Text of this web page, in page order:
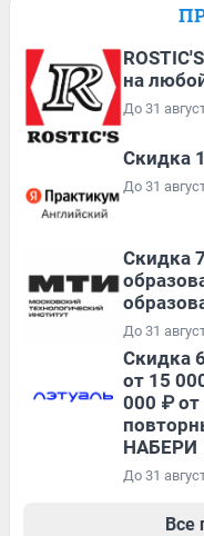
на
До 31
Скидка
До 31
Скидка
До 31
Скидка
от 15
000 ₽
НАБЕРИ
До 31
Все